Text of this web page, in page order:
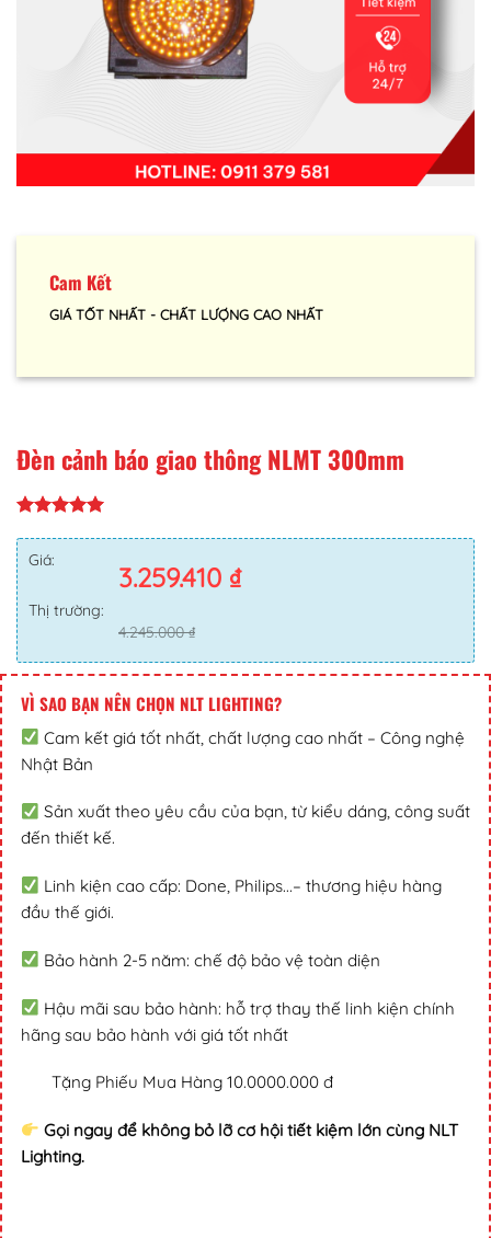
Cam Kết
GIÁ TỐT NHẤT - CHẤT LƯỢNG CAO NHẤT
Đèn cảnh báo giao thông NLMT 300mm
Giá:
3.259.410 ₫
Thị trường:
4.245.000₫
VÌ SAO BẠN NÊN CHỌN NLT LIGHTING?
Cam kết giá tốt nhất, chất lượng cao nhất – Công nghệ
Nhật Bản
Sản xuất theo yêu cầu của bạn, từ kiểu dáng, công suất
đến thiết kế.
Linh kiện cao cấp: Done, Philips...– thương hiệu hàng
đầu thế giới.
Bảo hành 2-5 năm: chế độ bảo vệ toàn diện
Hậu mãi sau bảo hành: hỗ trợ thay thế linh kiện chính
hãng sau bảo hành với giá tốt nhất
Tặng Phiếu Mua Hàng 10.0000.000 đ
Gọi ngay để không bỏ lỡ cơ hội tiết kiệm lớn cùng NLT
Lighting.